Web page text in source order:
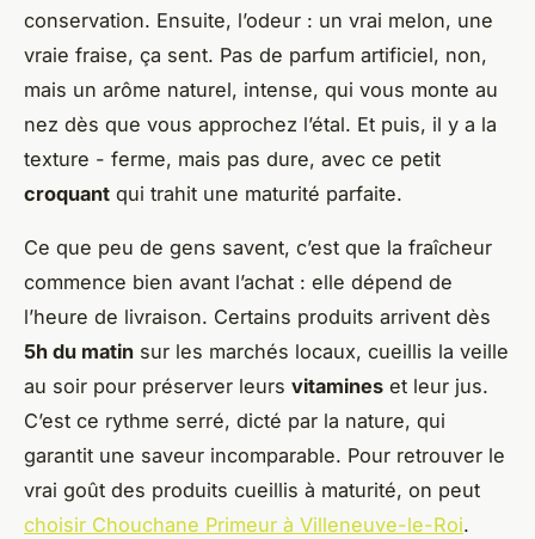
conservation. Ensuite, l’odeur : un vrai melon, une
vraie fraise, ça sent. Pas de parfum artificiel, non,
mais un arôme naturel, intense, qui vous monte au
nez dès que vous approchez l’étal. Et puis, il y a la
texture - ferme, mais pas dure, avec ce petit
croquant qui trahit une maturité parfaite.
Ce que peu de gens savent, c’est que la fraîcheur
commence bien avant l’achat : elle dépend de
l’heure de livraison. Certains produits arrivent dès
5h du matin sur les marchés locaux, cueillis la veille
au soir pour préserver leurs vitamines et leur jus.
C’est ce rythme serré, dicté par la nature, qui
garantit une saveur incomparable. Pour retrouver le
vrai goût des produits cueillis à maturité, on peut
choisir Chouchane Primeur à Villeneuve-le-Roi.